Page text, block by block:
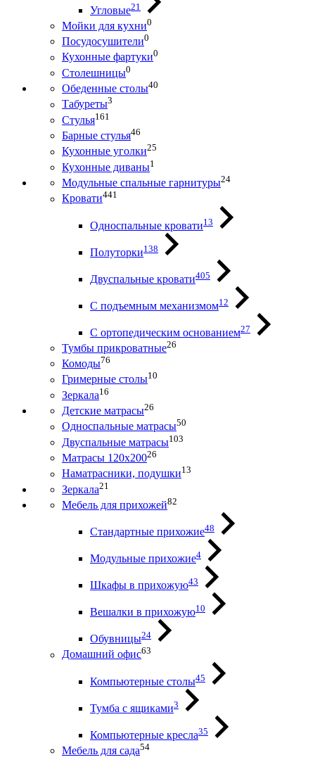
Угловые21
Мойки для кухни0
Посудосушители0
Кухонные фартуки0
Столешницы0
Обеденные столы40
Табуреты3
Стулья161
Барные стулья46
Кухонные уголки25
Кухонные диваны1
Модульные спальные гарнитуры24
Кровати441
Односпальные кровати13
Полуторки138
Двуспальные кровати405
С подъемным механизмом12
С ортопедическим основанием27
Тумбы прикроватные26
Комоды76
Гримерные столы10
Зеркала16
Детские матрасы26
Односпальные матрасы50
Двуспальные матрасы103
Матрасы 120х20026
Наматрасники, подушки13
Зеркала21
Мебель для прихожей82
Стандартные прихожие48
Модульные прихожие4
Шкафы в прихожую43
Вешалки в прихожую10
Обувницы24
Домашний офис63
Компьютерные столы45
Тумба с ящиками3
Компьютерные кресла35
Мебель для сада54